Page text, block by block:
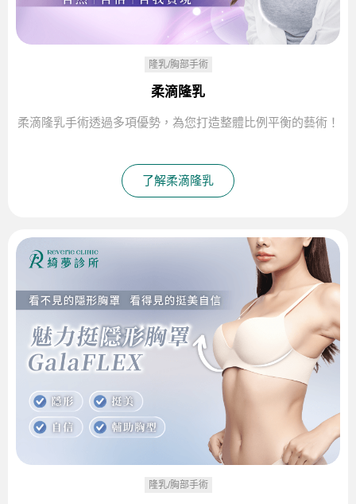
隆乳/胸部手術
柔滴隆乳
柔滴隆乳手術透過多項優勢，為您打造整體比例平衡的藝術！
了解柔滴隆乳
隆乳/胸部手術